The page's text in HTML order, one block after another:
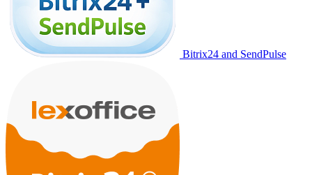
Bitrix24 and SendPulse